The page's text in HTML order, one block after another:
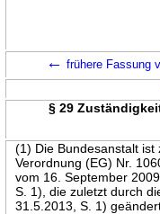
← frühere Fassung
§ 29
(1) Die Bundesanstalt
Verordnung (EG) Nr.
vom 16. September
S. 1), die zuletzt durch
31.5.2013, S. 1)